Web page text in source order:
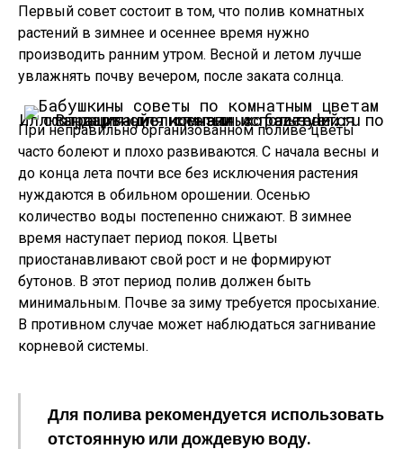
Первый совет состоит в том, что полив комнатных
растений в зимнее и осеннее время нужно
производить ранним утром. Весной и летом лучше
увлажнять почву вечером, после заката солнца.
Выращивание комнатных растений.
Иллюстрация для статьи используется по стандартной лицензии ©ofazende.ru
При неправильно организованном поливе цветы
часто болеют и плохо развиваются. С начала весны и
до конца лета почти все без исключения растения
нуждаются в обильном орошении. Осенью
количество воды постепенно снижают. В зимнее
время наступает период покоя. Цветы
приостанавливают свой рост и не формируют
бутонов. В этот период полив должен быть
минимальным. Почве за зиму требуется просыхание.
В противном случае может наблюдаться загнивание
корневой системы.
Для полива рекомендуется использовать
отстоянную или дождевую воду.